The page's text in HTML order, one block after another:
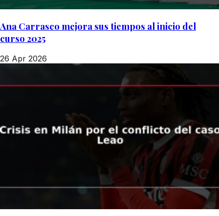
Ana Carrasco mejora sus tiempos al inicio del
curso 2025
26 Apr 2026